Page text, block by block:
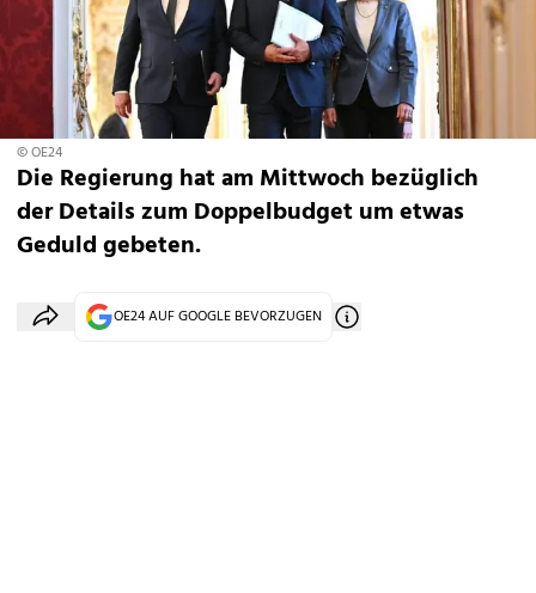
© OE24
Die Regierung hat am Mittwoch bezüglich
der Details zum Doppelbudget um etwas
Geduld gebeten.
OE24 AUF GOOGLE BEVORZUGEN